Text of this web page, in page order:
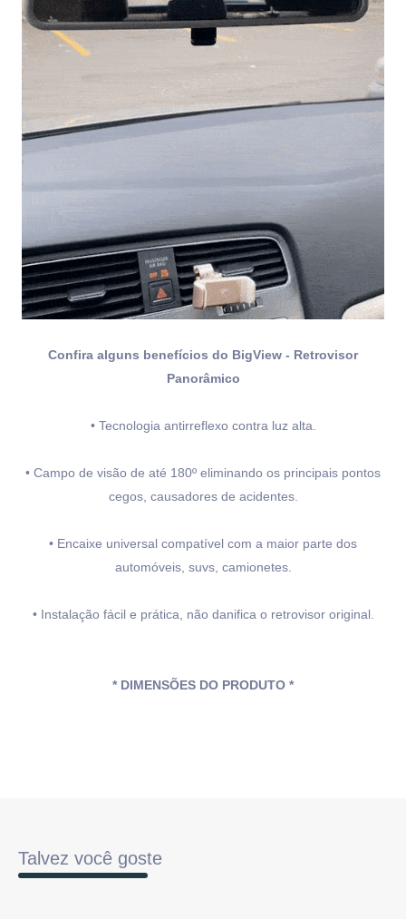
Confira alguns benefícios do BigView - Retrovisor
Panorâmico
• Tecnologia antirreflexo contra luz alta.
• Campo de visão de até 180º eliminando os principais pontos
cegos, causadores de acidentes.
• Encaixe universal compatível com a maior parte dos
automóveis, suvs, camionetes.
• Instalação fácil e prática, não danifica o retrovisor original.
* DIMENSÕES DO PRODUTO *
Talvez você goste